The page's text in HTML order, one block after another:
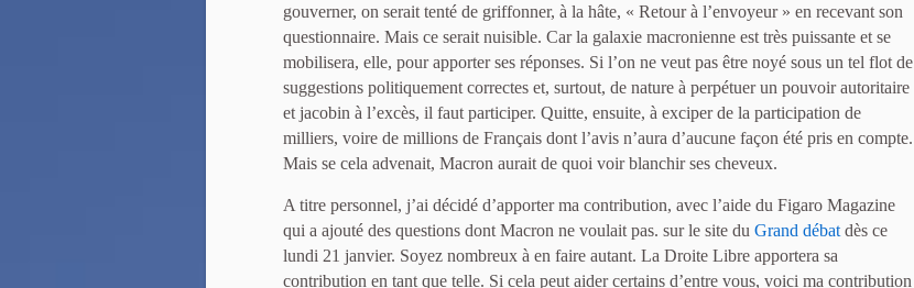
gouverner, on serait tenté de griffonner, à la hâte, « Retour à l’envoyeur » en recevant son
questionnaire. Mais ce serait nuisible. Car la galaxie macronienne est très puissante et se
mobilisera, elle, pour apporter ses réponses. Si l’on ne veut pas être noyé sous un tel flot de
suggestions politiquement correctes et, surtout, de nature à perpétuer un pouvoir autoritaire
et jacobin à l’excès, il faut participer. Quitte, ensuite, à exciper de la participation de
milliers, voire de millions de Français dont l’avis n’aura d’aucune façon été pris en compte.
Mais se cela advenait, Macron aurait de quoi voir blanchir ses cheveux.
A titre personnel, j’ai décidé d’apporter ma contribution, avec l’aide du Figaro Magazine
qui a ajouté des questions dont Macron ne voulait pas. sur le site du Grand débat dès ce
lundi 21 janvier. Soyez nombreux à en faire autant. La Droite Libre apportera sa
contribution en tant que telle. Si cela peut aider certains d’entre vous, voici ma contribution